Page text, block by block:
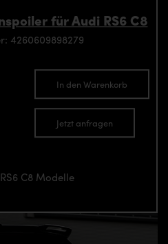
für Audi RS6 C8
4260609898279
In den Warenkorb
Jetzt anfragen
C8 Modelle